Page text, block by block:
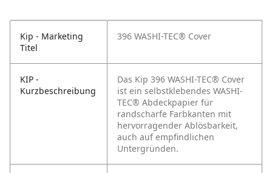
Kip - Marketing
Titel
396 WASHI-TEC® Cover
KIP -
Kurzbeschreibung
Das Kip 396 WASHI-TEC® Cover
ist ein selbstklebendes WASHI-
TEC® Abdeckpapier für
randscharfe Farbkanten mit
hervorragender Ablösbarkeit,
auch auf empfindlichen
Untergründen.